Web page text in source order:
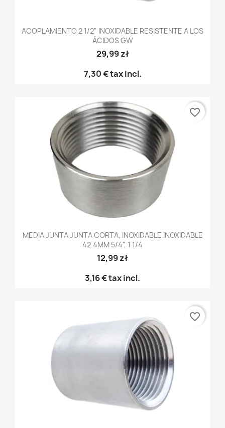
ACOPLAMIENTO 2 1/2" INOXIDABLE RESISTENTE A LOS
ÁCIDOS GW
29,99 zł
7,30 €tax incl.
MEDIA JUNTA JUNTA CORTA, INOXIDABLE INOXIDABLE
42.4MM 5/4", 1 1/4
12,99 zł
3,16 €tax incl.
favorite_border
favorite_border